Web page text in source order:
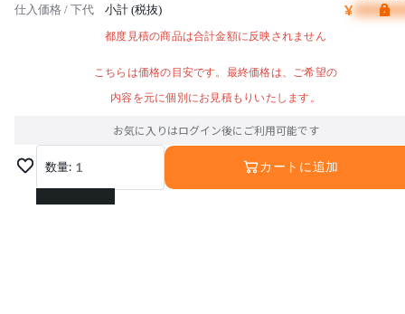
仕入価格 / 下代 小計 (税抜) ¥
都度見積の商品は合計金額に反映されません
こちらは価格の目安です。最終価格は、ご希望の
内容を元に個別にお見積もりいたします。
お気に入りはログイン後にご利用可能です
数量: 1
1
カートに追加